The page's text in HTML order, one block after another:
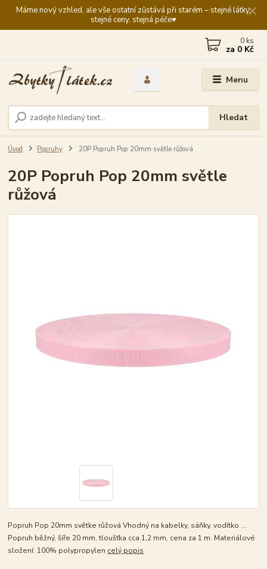
Máme nový vzhled, ale vše ostatní zůstává při starém – stejné látky,
stejné ceny, stejná péče♥️
Menu
Hledat
0 ks
za 0 Kč
Úvod Popruhy 20P Popruh Pop 20mm světle růžová
20P Popruh Pop 20mm světle
růžová
Popruh Pop 20mm světke růžová Vhodný na kabelky, sáňky, vodítko ...
Popruh běžný, šíře 20 mm, tloušťka cca 1,2 mm, cena za 1 m. Materiálové
složení: 100% polypropylen celý popis